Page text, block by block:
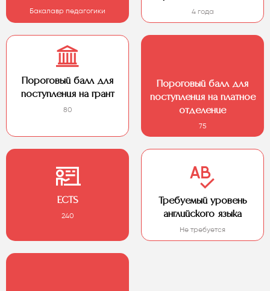
Бакалавр педагогики 4 года
Пороговый балл для
поступления на грант
80
Пороговый балл для
поступления на платное
отделение
75
ECTS
240
Требуемый уровень
английского языка
Не требуется